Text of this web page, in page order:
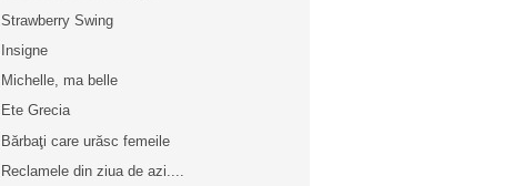
Strawberry Swing
Insigne
Michelle, ma belle
Ete Grecia
Bărbaţi care urăsc femeile
Reclamele din ziua de azi....